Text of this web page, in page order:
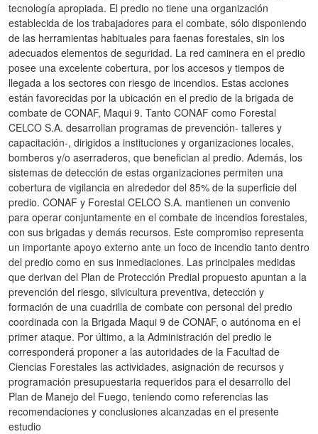
tecnología apropiada. El predio no tiene una organización
establecida de los trabajadores para el combate, sólo disponiendo
de las herramientas habituales para faenas forestales, sin los
adecuados elementos de seguridad. La red caminera en el predio
posee una excelente cobertura, por los accesos y tiempos de
llegada a los sectores con riesgo de incendios. Estas acciones
están favorecidas por la ubicación en el predio de la brigada de
combate de CONAF, Maqui 9. Tanto CONAF como Forestal
CELCO S.A. desarrollan programas de prevención- talleres y
capacitación-, dirigidos a instituciones y organizaciones locales,
bomberos y/o aserraderos, que benefician al predio. Además, los
sistemas de detección de estas organizaciones permiten una
cobertura de vigilancia en alrededor del 85% de la superficie del
predio. CONAF y Forestal CELCO S.A. mantienen un convenio
para operar conjuntamente en el combate de incendios forestales,
con sus brigadas y demás recursos. Este compromiso representa
un importante apoyo externo ante un foco de incendio tanto dentro
del predio como en sus inmediaciones. Las principales medidas
que derivan del Plan de Protección Predial propuesto apuntan a la
prevención del riesgo, silvicultura preventiva, detección y
formación de una cuadrilla de combate con personal del predio
coordinada con la Brigada Maqui 9 de CONAF, o autónoma en el
primer ataque. Por último, a la Administración del predio le
corresponderá proponer a las autoridades de la Facultad de
Ciencias Forestales las actividades, asignación de recursos y
programación presupuestaria requeridos para el desarrollo del
Plan de Manejo del Fuego, teniendo como referencias las
recomendaciones y conclusiones alcanzadas en el presente
estudio